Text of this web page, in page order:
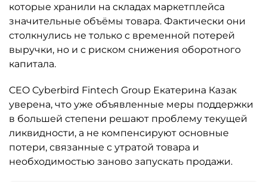
которые хранили на складах маркетплейса
значительные объёмы товара. Фактически они
столкнулись не только с временной потерей
выручки, но и с риском снижения оборотного
капитала.
CEO Cyberbird Fintech Group Екатерина Казак
уверена, что уже объявленные меры поддержки
в большей степени решают проблему текущей
ликвидности, а не компенсируют основные
потери, связанные с утратой товара и
необходимостью заново запускать продажи.